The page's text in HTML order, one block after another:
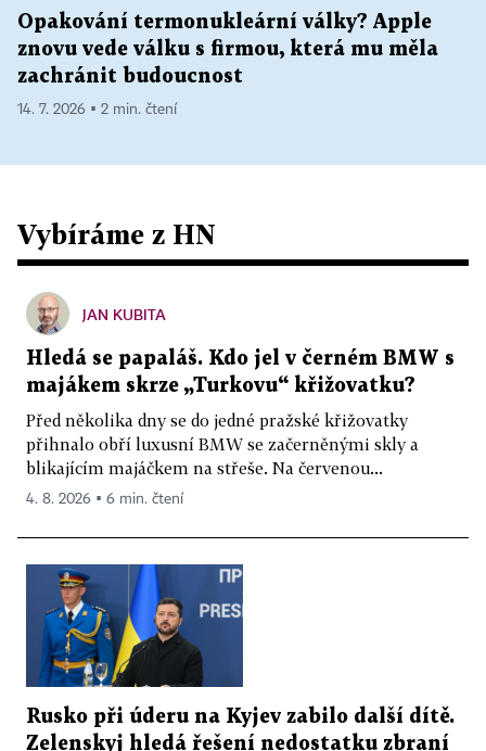
Opakování termonukleární války? Apple
znovu vede válku s firmou, která mu měla
zachránit budoucnost
14. 7. 2026 ▪ 2 min. čtení
Vybíráme z HN
JAN KUBITA
Hledá se papaláš. Kdo jel v černém BMW s
majákem skrze „Turkovu“ křižovatku?
Před několika dny se do jedné pražské křižovatky
přihnalo obří luxusní BMW se začerněnými skly a
blikajícím majáčkem na střeše. Na červenou...
4. 8. 2026 ▪ 6 min. čtení
Rusko při úderu na Kyjev zabilo další dítě.
Zelenskyj hledá řešení nedostatku zbraní